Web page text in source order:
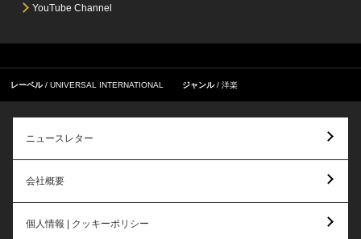
YouTube Channel
レーベル UNIVERSAL INTERNATIONAL ジャンル 洋楽
ニュースレター
会社概要
個人情報 | クッキーポリシー